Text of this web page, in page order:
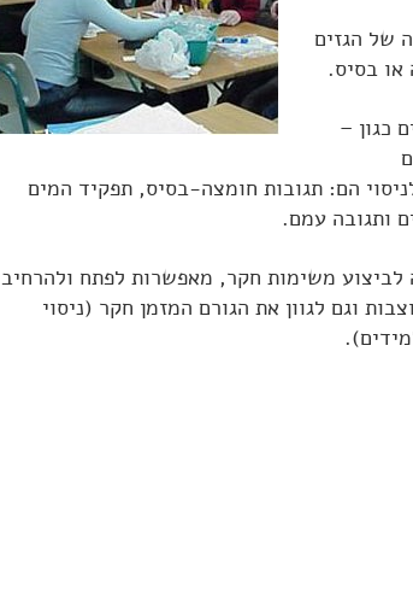
של הגזים
או בסיס.
כגון –
הם: תגובות חומצה-בסיס, תפקיד המים
ותגובה עמם.
לביצוע משימות חקר, מאפשרות לפתח ולהרחיב
וגם לגוון את הגורם המזמן חקר (ניסוי